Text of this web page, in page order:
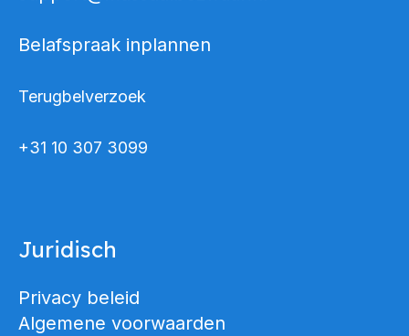
Belafspraak inplannen
Terugbelverzoek
+31 10 307 3099
Juridisch
Privacy beleid
Algemene voorwaarden